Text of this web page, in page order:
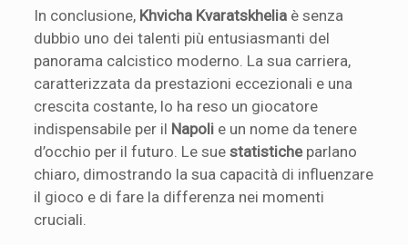
In conclusione, Khvicha Kvaratskhelia è senza
dubbio uno dei talenti più entusiasmanti del
panorama calcistico moderno. La sua carriera,
caratterizzata da prestazioni eccezionali e una
crescita costante, lo ha reso un giocatore
indispensabile per il Napoli e un nome da tenere
d’occhio per il futuro. Le suestatisticheparlano
chiaro, dimostrando la sua capacità di influenzare
il gioco e di fare la differenza nei momenti
cruciali.